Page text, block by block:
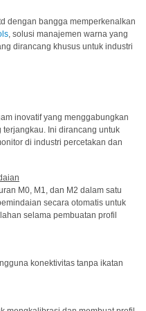
dengan bangga memperkenalkan
, solusi manajemen warna yang
dirancang khusus untuk industri
inovatif yang menggabungkan
Ini dirancang untuk
di industri percetakan dan
M0, M1, dan M2 dalam satu
secara otomatis untuk
selama pembuatan profil
konektivitas tanpa ikatan